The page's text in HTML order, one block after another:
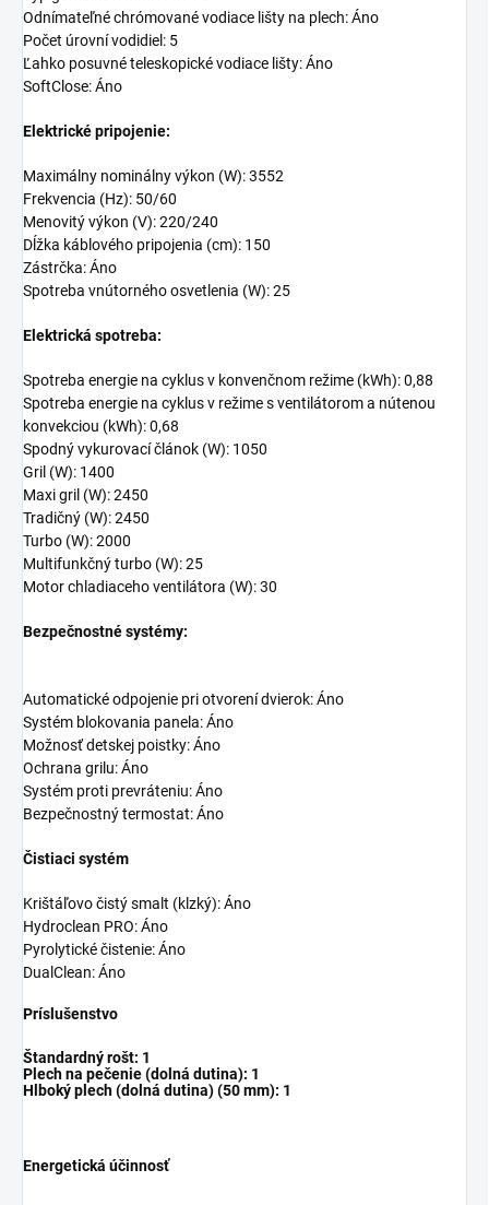
Odnímateľné chrómované vodiace lišty na plech: Áno
Počet úrovní vodidiel: 5
Ľahko posuvné teleskopické vodiace lišty: Áno
SoftClose: Áno
Elektrické pripojenie:
Maximálny nominálny výkon (W): 3552
Frekvencia (Hz): 50/60
Menovitý výkon (V): 220/240
Dĺžka káblového pripojenia (cm): 150
Zástrčka: Áno
Spotreba vnútorného osvetlenia (W): 25
Elektrická spotreba:
Spotreba energie na cyklus v konvenčnom režime (kWh): 0,88
Spotreba energie na cyklus v režime s ventilátorom a nútenou
konvekciou (kWh): 0,68
Spodný vykurovací článok (W): 1050
Gril (W): 1400
Maxi gril (W): 2450
Tradičný (W): 2450
Turbo (W): 2000
Multifunkčný turbo (W): 25
Motor chladiaceho ventilátora (W): 30
Bezpečnostné systémy:
Automatické odpojenie pri otvorení dvierok: Áno
Systém blokovania panela: Áno
Možnosť detskej poistky: Áno
Ochrana grilu: Áno
Systém proti prevráteniu: Áno
Bezpečnostný termostat: Áno
Čistiaci systém
Krištáľovo čistý smalt (klzký): Áno
Hydroclean PRO: Áno
Pyrolytické čistenie: Áno
DualClean: Áno
Príslušenstvo
Štandardný rošt: 1
Plech na pečenie (dolná dutina): 1
Hlboký plech (dolná dutina) (50 mm): 1
Energetická účinnosť